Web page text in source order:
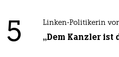
5 Linken-Politikerin
„Dem Kanzler ist